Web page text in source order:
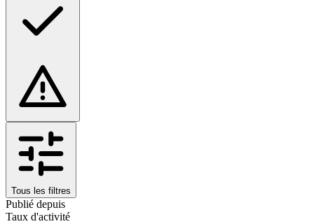
Tous les filtres
Publié depuis
Taux d'activité